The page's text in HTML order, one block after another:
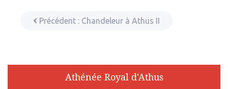
Précédent : Chandeleur à Athus II
Athénée Royal d'Athus